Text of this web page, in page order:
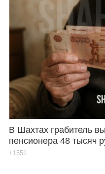
В Шахтах грабитель
пенсионера 48 тысяч
+1551